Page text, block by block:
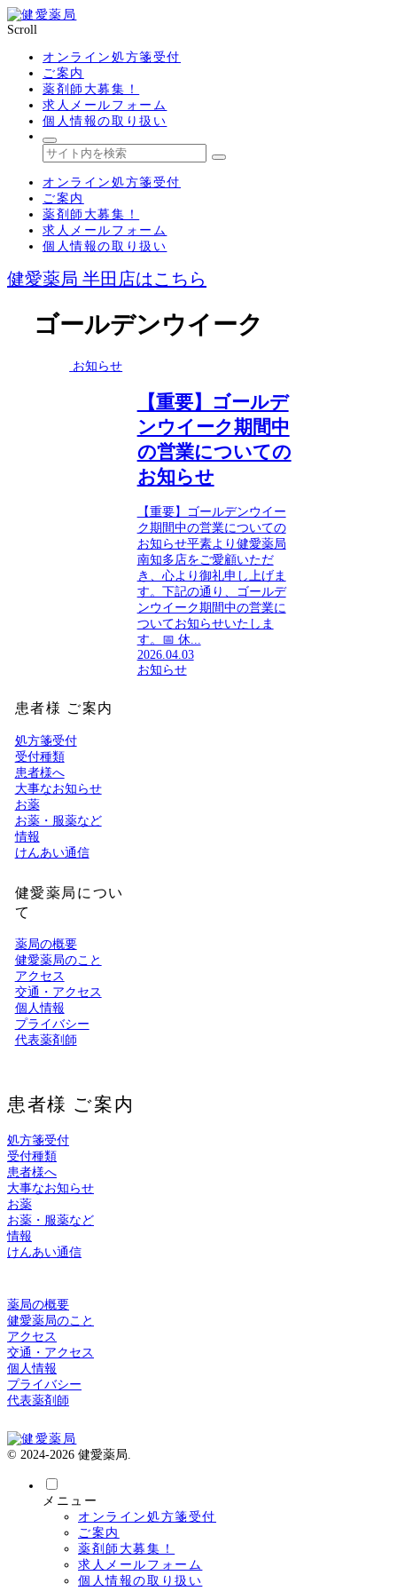
Scroll
オンライン処方箋受付
ご案内
薬剤師大募集！
求人メールフォーム
個人情報の取り扱い
オンライン処方箋受付
ご案内
薬剤師大募集！
求人メールフォーム
個人情報の取り扱い
健愛薬局 半田店はこちら
ゴールデンウイーク
お知らせ
【重要】ゴールデ
ンウイーク期間中
の営業についての
お知らせ
【重要】ゴールデンウイー
ク期間中の営業についての
お知らせ平素より健愛薬局
南知多店をご愛顧いただ
き、心より御礼申し上げま
す。下記の通り、ゴールデ
ンウイーク期間中の営業に
ついてお知らせいたしま
す。📅 休...
2026.04.03
お知らせ
患者様 ご案内
処方箋受付
受付種類
患者様へ
大事なお知らせ
お薬
お薬・服薬など
情報
けんあい通信
健愛薬局につい
て
薬局の概要
健愛薬局のこと
アクセス
交通・アクセス
個人情報
プライバシー
代表薬剤師
患者様 ご案内
処方箋受付
受付種類
患者様へ
大事なお知らせ
お薬
お薬・服薬など
情報
けんあい通信
薬局の概要
健愛薬局のこと
アクセス
交通・アクセス
個人情報
プライバシー
代表薬剤師
© 2024-2026 健愛薬局.
メニュー
オンライン処方箋受付
ご案内
薬剤師大募集！
求人メールフォーム
個人情報の取り扱い